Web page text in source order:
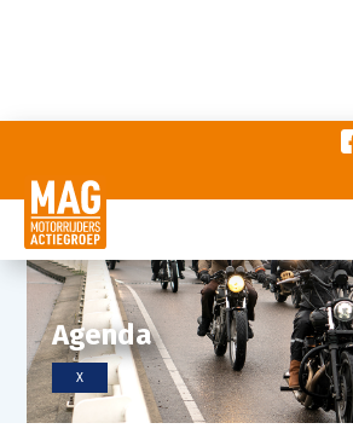
Agenda
X